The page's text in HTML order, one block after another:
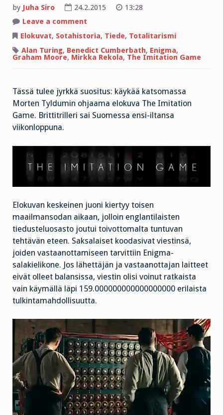
by Juha Siro 24.2.2015
13:28
Leave a comment
säädyttömyyttä
Elokuvat, Sotahistoria, Tiede, Totalitarismi
Alan Turing, Benedict Cumberbath, Enigma,
Graham Moore, Mirkka Rekola, The Imitation Game
Tässä tulee jyrkkä suositus: käykää katsomassa
Morten Tyldumin ohjaama elokuva The Imitation
Game. Brittitrilleri sai Suomessa ensi-iltansa
viikonloppuna.
Elokuvan keskeinen juoni kiertyy toisen
maailmansodan aikaan, jolloin englantilaisten
tiedusteluosasto joutui toivottomalta tuntuvan
tehtävän eteen. Saksalaiset koodasivat viestinsä,
joiden vastaanottamiseen tarvittiin Enigma-
salakielikone. Jos lähettäjän ja vastaanottajan laitteet
eivät olleet balansissa, viestin olisi voinut ratkaista
vain käymällä läpi 159.000000000000000000 erilaista
tulkintamahdollisuutta.